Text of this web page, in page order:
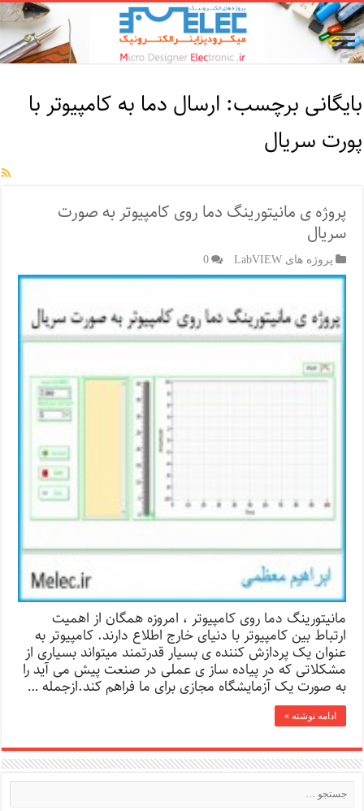
بایگانی برچسب: ارسال دما به کامپیوتر با
پورت سریال
پروژه ی مانیتورینگ دما روی کامپیوتر به صورت
سریال
پروژه های LabVIEW 0
مانیتورینگ دما روی کامپیوتر ، امروزه همگان از اهمیت
ارتباط بین کامپیوتر با دنیای خارج اطلاع دارند. کامپیوتر به
عنوان یک پردازش کننده ی بسیار قدرتمند میتواند بسیاری از
مشکلاتی که در پیاده ساز ی عملی در صنعت پیش می آید را
به صورت یک آزمایشگاه مجازی برای ما فراهم کند.ازجمله …
ادامه نوشته »